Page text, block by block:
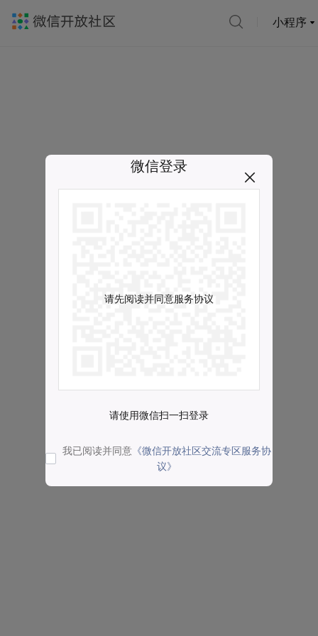
小程序
微信登录
请先阅读并同意服务协议
请使用微信扫一扫登录
我已阅读并同意 《微信开放社区交流专区服务协
议》